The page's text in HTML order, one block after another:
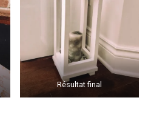
Résultat final